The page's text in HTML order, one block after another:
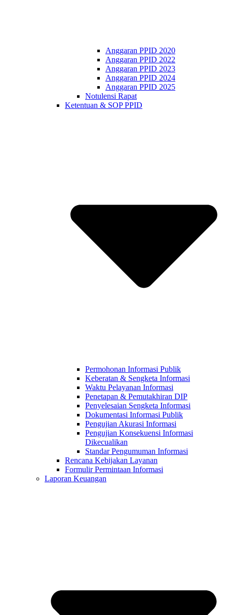
Anggaran PPID 2020
Anggaran PPID 2022
Anggaran PPID 2023
Anggaran PPID 2024
Anggaran PPID 2025
Notulensi Rapat
Ketentuan & SOP PPID
Permohonan Informasi Publik
Keberatan & Sengketa Informasi
Waktu Pelayanan Informasi
Penetapan & Pemutakhiran DIP
Penyelesaian Sengketa Informasi
Dokumentasi Informasi Publik
Pengujian Akurasi Informasi
Pengujian Konsekuensi Informasi
Dikecualikan
Standar Pengumuman Informasi
Rencana Kebijakan Layanan
Formulir Permintaan Informasi
Laporan Keuangan